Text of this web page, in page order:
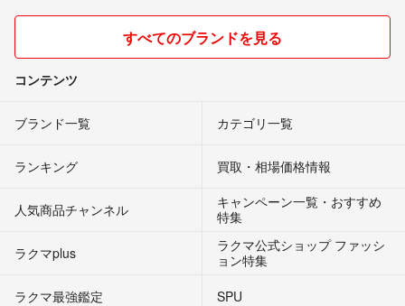
すべてのブランドを見る
コンテンツ
ブランド一覧 カテゴリ一覧
ランキング 買取・相場価格情報
人気商品チャンネル
キャンペーン一覧・おすすめ
特集
ラクマplus
ラクマ公式ショップ ファッシ
ョン特集
ラクマ最強鑑定
SPU